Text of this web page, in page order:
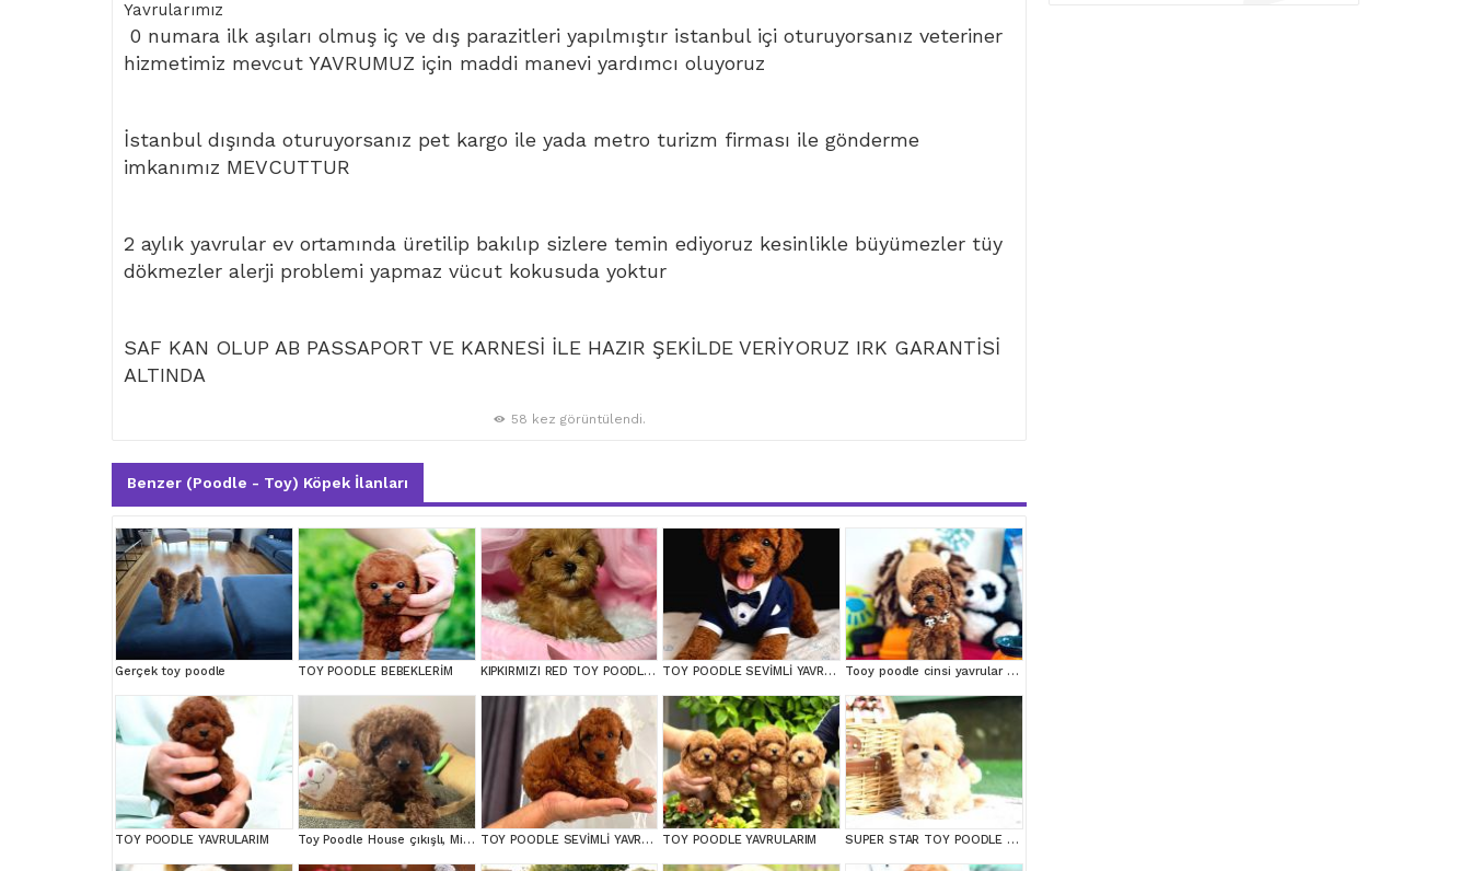
Yavrularımız
0 numara ilk aşıları olmuş iç ve dış parazitleri yapılmıştır istanbul içi oturuyorsanız veteriner
hizmetimiz mevcut YAVRUMUZ için maddi manevi yardımcı oluyoruz
İstanbul dışında oturuyorsanız pet kargo ile yada metro turizm firması ile gönderme
imkanımız MEVCUTTUR
2 aylık yavrular ev ortamında üretilip bakılıp sizlere temin ediyoruz kesinlikle büyümezler tüy
dökmezler alerji problemi yapmaz vücut kokusuda yoktur
SAF KAN OLUP AB PASSAPORT VE KARNESİ İLE HAZIR ŞEKİLDE VERİYORUZ IRK GARANTİSİ
ALTINDA
58 kez görüntülendi.
Benzer (Poodle - Toy) Köpek İlanları
Gerçek toy poodle TOY POODLE BEBEKLERİM KIPKIRMIZI RED TOY POODLE SEVİMLİ YAVRULAR TOY POODLE SEVİMLİ YAVRULAR EV ÜRETİMİ Tooy poodle cinsi yavrular DİŞİ erkek mevcuttur
TOY POODLE YAVRULARIM Toy Poodle House çıkışlı, Micro Boy Toy Poodle kızımız yeni ailesini arıyor TOY POODLE SEVİMLİ YAVRULAR EV ÜRETİMİ TOY POODLE YAVRULARIM SUPER STAR TOY POODLE YAVRULARIM